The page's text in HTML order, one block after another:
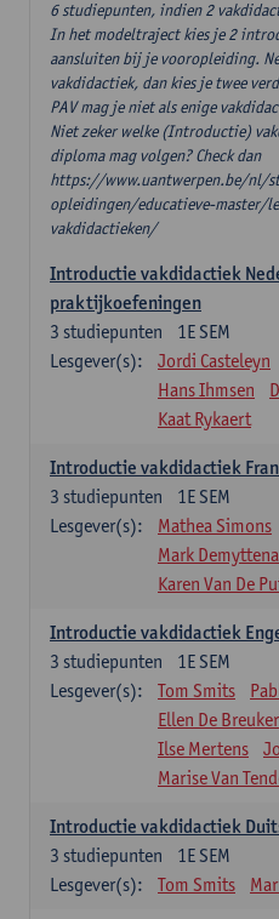
6 studiepunten, indien 2
In het modeltraject kies je 2
aansluiten bij je vooropleiding.
vakdidactiek, dan kies je twee
PAV mag je niet als enige
Niet zeker welke (Introductie)
diploma mag volgen? Check dan
https://www.uantwerpen.be/nl/
opleidingen/educatieve-master/
vakdidactieken/
Introductie vakdidactiek
praktijkoefeningen
1E SEM
3 studiepunten
Lesgever(s):
Jordi Casteleyn
Hans Ihmsen
Kaat Rykaert
Introductie vakdidactiek
1E SEM
3 studiepunten
Lesgever(s):
Mathea Simons
Mark
Karen Van De
Introductie vakdidactiek
1E SEM
3 studiepunten
Lesgever(s):
Tom Smits
Ellen De Breuker
Ilse Mertens
Marise Van
Introductie vakdidactiek
1E SEM
3 studiepunten
Lesgever(s):
Tom Smits